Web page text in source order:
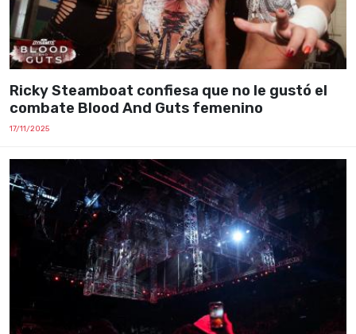
Ricky Steamboat confiesa que no le gustó el
combate Blood And Guts femenino
17/11/2025